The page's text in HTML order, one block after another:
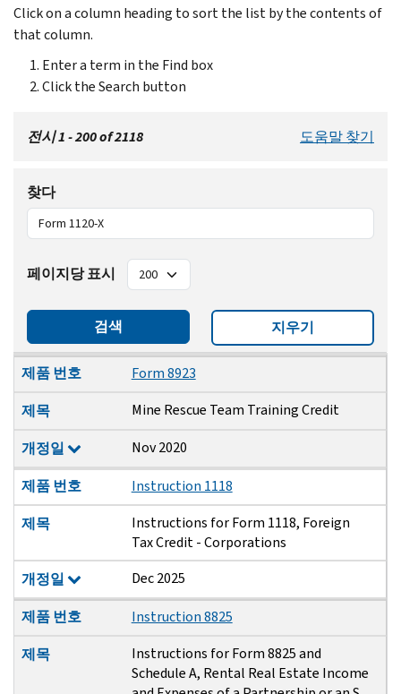
Click on a column heading to sort the list by the contents of
that column.
Enter a term in the Find box
Click the Search button
전시 1 - 200 of 2118 도움말 찾기
찾다
페이지당 표시
검색 지우기
제품 번호
제목
개정일
제품 번호
Form 8923
제목
Mine Rescue Team Training Credit
개정일 Nov 2020
제품 번호
Instruction 1118
제목
Instructions for Form 1118, Foreign
Tax Credit - Corporations
개정일
Dec 2025
제품 번호
Instruction 8825
제목
Instructions for Form 8825 and
Schedule A, Rental Real Estate Income